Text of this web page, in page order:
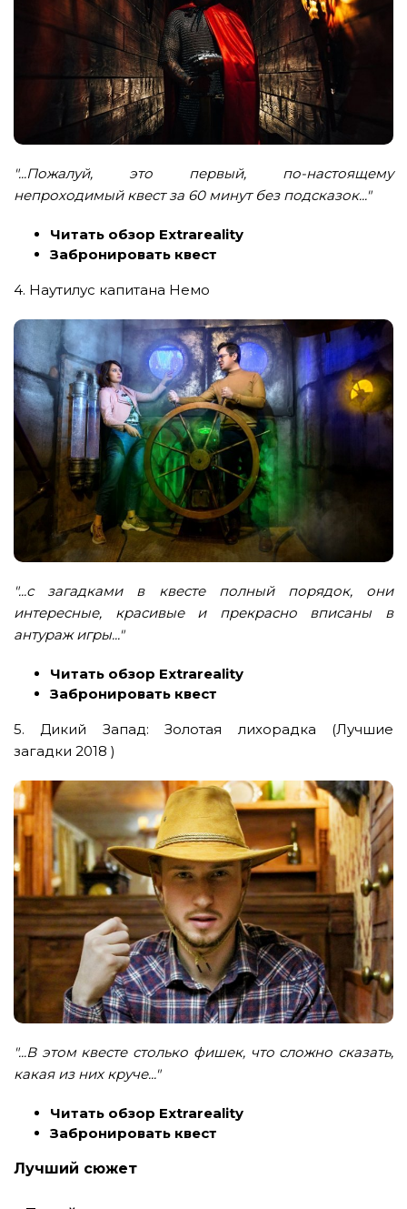
"...Пожалуй, это первый, по-настоящему
непроходимый квест за 60 минут без подсказок..."
Читать обзор Extrareality
Забронировать квест
4. Наутилус капитана Немо
"...с загадками в квесте полный порядок, они
интересные, красивые и прекрасно вписаны в
антураж игры..."
Читать обзор Extrareality
Забронировать квест
5. Дикий Запад: Золотая лихорадка (Лучшие
загадки 2018 )
"...В этом квесте столько фишек, что сложно сказать,
какая из них круче..."
Читать обзор Extrareality
Забронировать квест
Лучший сюжет